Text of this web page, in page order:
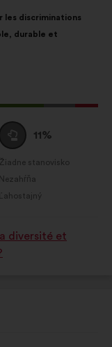
discriminations
durable et
Neutrálny
hlas
:
11%
Žiadne stanovisko
:krát
Nezahŕňa
:krát
Ľahostajný
:krát
diversité et